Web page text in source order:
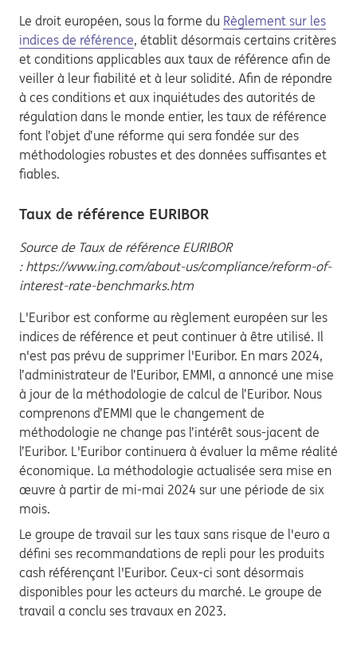
Le droit européen, sous la forme du Règlement sur les
indices de référence, établit désormais certains critères
et conditions applicables aux taux de référence afin de
veiller à leur fiabilité et à leur solidité. Afin de répondre
à ces conditions et aux inquiétudes des autorités de
régulation dans le monde entier, les taux de référence
font l’objet d’une réforme qui sera fondée sur des
méthodologies robustes et des données suffisantes et
fiables.
Taux de référence EURIBOR
Source de Taux de référence EURIBOR
: https://www.ing.com/about-us/compliance/reform-of-
interest-rate-benchmarks.htm
L'Euribor est conforme au règlement européen sur les
indices de référence et peut continuer à être utilisé. Il
n'est pas prévu de supprimer l'Euribor. En mars 2024,
l’administrateur de l’Euribor, EMMI, a annoncé une mise
à jour de la méthodologie de calcul de l’Euribor. Nous
comprenons d’EMMI que le changement de
méthodologie ne change pas l’intérêt sous-jacent de
l’Euribor. L'Euribor continuera à évaluer la même réalité
économique. La méthodologie actualisée sera mise en
œuvre à partir de mi-mai 2024 sur une période de six
mois.
Le groupe de travail sur les taux sans risque de l'euro a
défini ses recommandations de repli pour les produits
cash référençant l'Euribor. Ceux-ci sont désormais
disponibles pour les acteurs du marché. Le groupe de
travail a conclu ses travaux en 2023.